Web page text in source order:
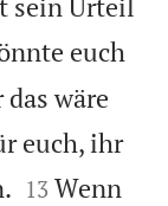
euch
wäre
euch, ihr


13 Wenn